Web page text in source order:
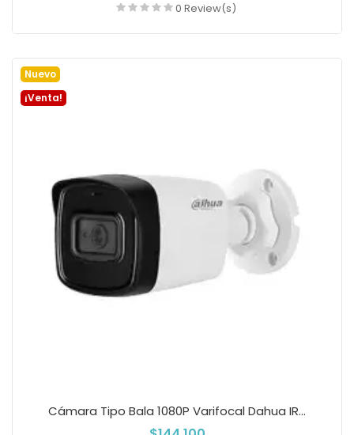
0 Review(s)
Nuevo
¡Venta!
Cámara Tipo Bala 1080P Varifocal Dahua IR...